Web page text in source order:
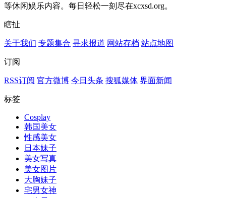
等休闲娱乐内容。每日轻松一刻尽在xcxsd.org。
瞎扯
关于我们 专题集合 寻求报道 网站存档 站点地图
订阅
RSS订阅 官方微博 今日头条 搜狐媒体 界面新闻
标签
Cosplay
韩国美女
性感美女
日本妹子
美女写真
美女图片
大胸妹子
宅男女神